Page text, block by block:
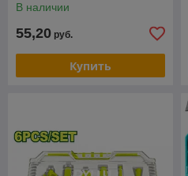
В наличии
55,20 руб.
Купить